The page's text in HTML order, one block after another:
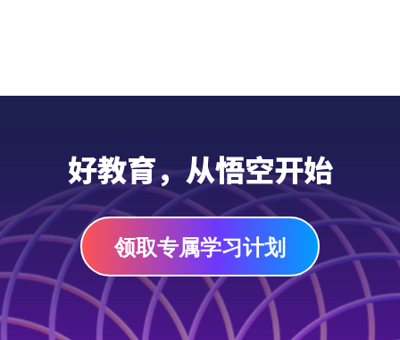
好教育，从悟空开始
领取专属学习计划